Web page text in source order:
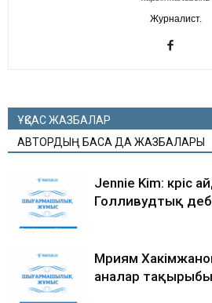
Журналист.
ҰҚСАС ЖАЗБАЛАР
АВТОРДЫҢ БАСҚА ДА ЖАЗБАЛАРЫ
Jennie Kim: кәріс
Голливудтық
Мәриям
аналар тақырыбы